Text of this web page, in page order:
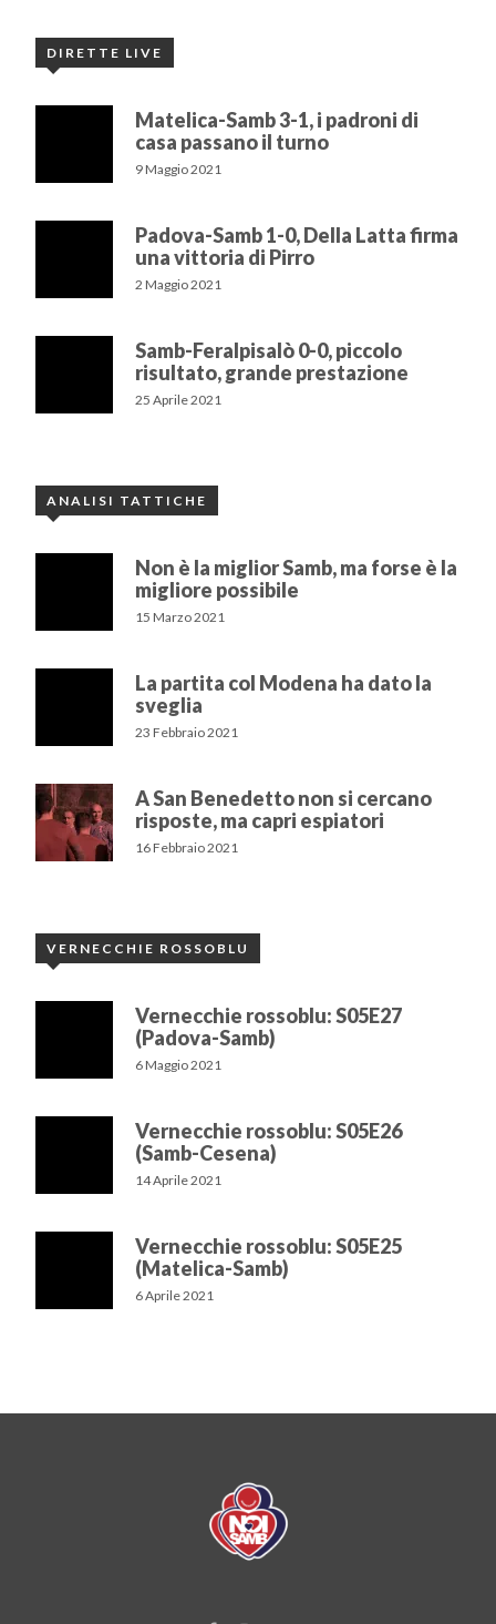
DIRETTE LIVE
Matelica-Samb 3-1, i padroni di
casa passano il turno
9 Maggio 2021
Padova-Samb 1-0, Della Latta firma
una vittoria di Pirro
2 Maggio 2021
Samb-Feralpisalò 0-0, piccolo
risultato, grande prestazione
25 Aprile 2021
ANALISI TATTICHE
Non è la miglior Samb, ma forse è la
migliore possibile
15 Marzo 2021
La partita col Modena ha dato la
sveglia
23 Febbraio 2021
A San Benedetto non si cercano
risposte, ma capri espiatori
16 Febbraio 2021
VERNECCHIE ROSSOBLU
Vernecchie rossoblu: S05E27
(Padova-Samb)
6 Maggio 2021
Vernecchie rossoblu: S05E26
(Samb-Cesena)
14 Aprile 2021
Vernecchie rossoblu: S05E25
(Matelica-Samb)
6 Aprile 2021